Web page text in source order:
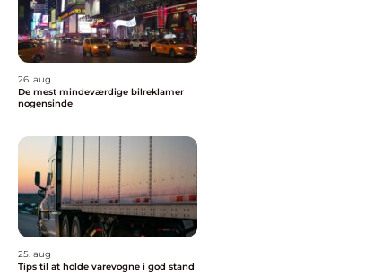
26. aug
De mest mindeværdige bilreklamer
nogensinde
25. aug
Tips til at holde varevogne i god stand